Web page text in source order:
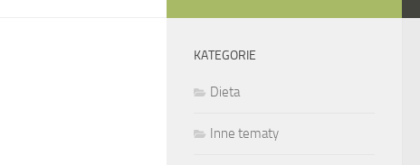
KATEGORIE
Dieta
Inne tematy